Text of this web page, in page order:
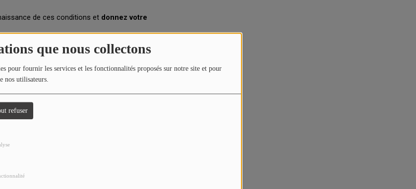
que nous collectons
pour fournir les services et les fonctionnalités proposés sur notre site et pour
nos utilisateurs.
refuser